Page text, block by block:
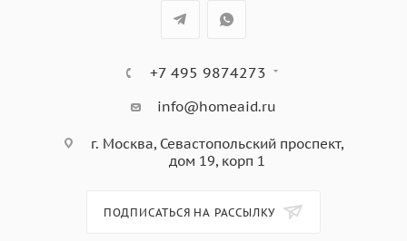
+7 495 9874273
info@homeaid.ru
г. Москва, Севастопольский проспект,
дом 19, корп 1
ПОДПИСАТЬСЯ НА РАССЫЛКУ